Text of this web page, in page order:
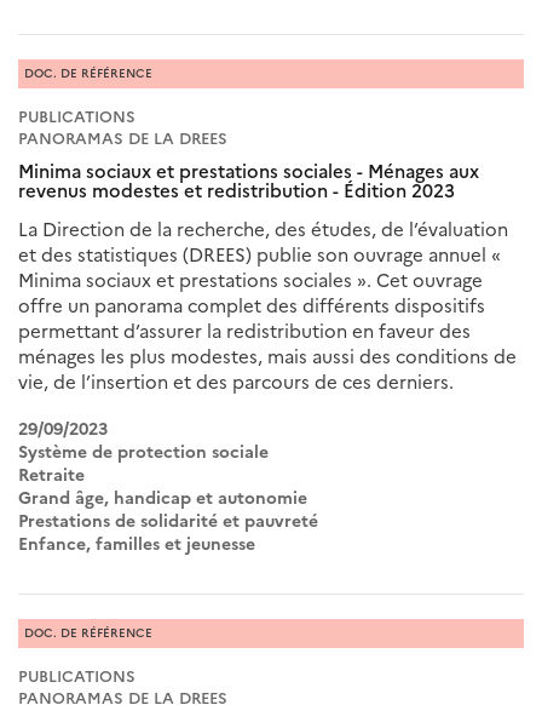
PUBLICATIONS
PANORAMAS DE LA DREES
Minima sociaux et prestations sociales - Ménages aux
revenus modestes et redistribution - Édition 2023
La Direction de la recherche, des études, de l’évaluation
et des statistiques (DREES) publie son ouvrage annuel «
Minima sociaux et prestations sociales ». Cet ouvrage
offre un panorama complet des différents dispositifs
permettant d’assurer la redistribution en faveur des
ménages les plus modestes, mais aussi des conditions de
vie, de l’insertion et des parcours de ces derniers.
DOC. DE RÉFÉRENCE
29/09/2023
Système de protection sociale
Retraite
Grand âge, handicap et autonomie
Prestations de solidarité et pauvreté
Enfance, familles et jeunesse
PUBLICATIONS
PANORAMAS DE LA DREES
DOC. DE RÉFÉRENCE